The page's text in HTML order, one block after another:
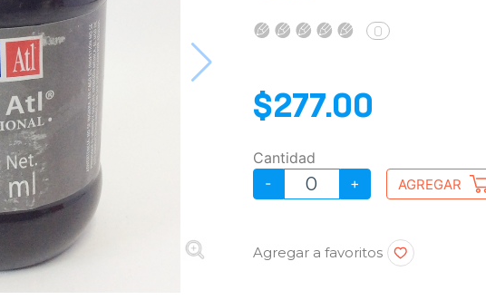
0
$277.00
Cantidad
-
+ AGREGAR
Agregar a favoritos